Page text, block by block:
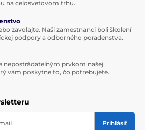
na celosvetovom trhu.
zavolajte. Naši zamestnanci boli školení
podpory a odborného poradenstva.
nepostrádateľným prvkom našej
vám poskytne to, čo potrebujete.
Prihlásiť